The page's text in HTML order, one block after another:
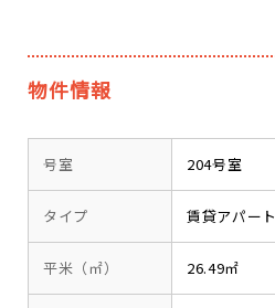
物件情報
号室 204号室
タイプ 賃貸アパート
平米（㎡） 26.49㎡